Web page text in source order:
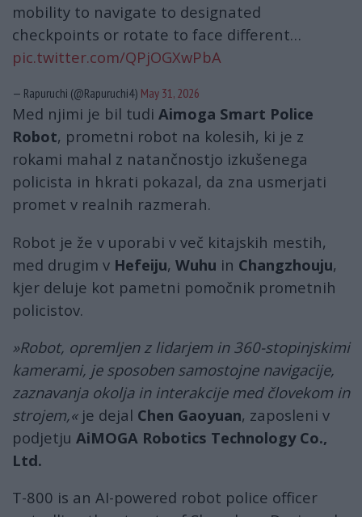
mobility to navigate to designated
checkpoints or rotate to face different…
pic.twitter.com/QPjOGXwPbA
— Rapuruchi (@Rapuruchi4) May 31, 2026
Med njimi je bil tudi Aimoga Smart Police
Robot, prometni robot na kolesih, ki je z
rokami mahal z natančnostjo izkušenega
policista in hkrati pokazal, da zna usmerjati
promet v realnih razmerah.
Robot je že v uporabi v več kitajskih mestih,
med drugim v Hefeiju, Wuhu in Changzhouju,
kjer deluje kot pametni pomočnik prometnih
policistov.
»Robot, opremljen z lidarjem in 360-stopinjskimi
kamerami, je sposoben samostojne navigacije,
zaznavanja okolja in interakcije med človekom in
strojem,«je dejal Chen Gaoyuan, zaposleni v
podjetju AiMOGA Robotics Technology Co.,
Ltd.
T-800 is an AI-powered robot police officer